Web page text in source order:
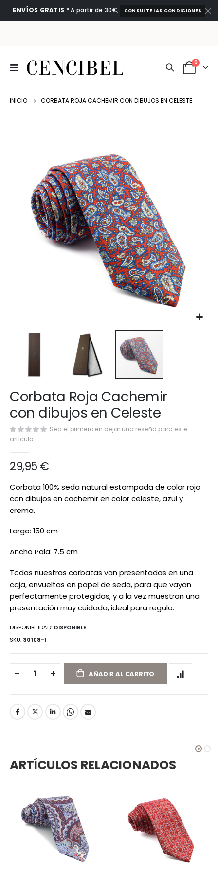
ENVÍOS GRATIS *A partir de 30€, CONSULTE LAS CONDICIONES
Toggle
Nav
Cart
0
INICIO CORBATA ROJA CACHEMIR CON DIBUJOS EN CELESTE
imágenes
al
comienzo
de
la
galería
imágenes
Corbata Roja Cachemir
con dibujos en Celeste
Sea el primero en dejar una reseña para este
artículo
29,95 €
Corbata 100% seda natural estampada de color rojo
con dibujos en cachemir en color celeste, azul y
crema.
Largo: 150 cm
Ancho Pala: 7.5 cm
Todas nuestras corbatas van presentadas en una
caja, envueltas en papel de seda, para que vayan
perfectamente protegidas, y a la vez muestran una
presentación muy cuidada, ideal para regalo.
DISPONIBILIDAD: DISPONIBLE
SKU 30108-1
AÑADIR AL CARRITO
ARTÍCULOS RELACIONADOS